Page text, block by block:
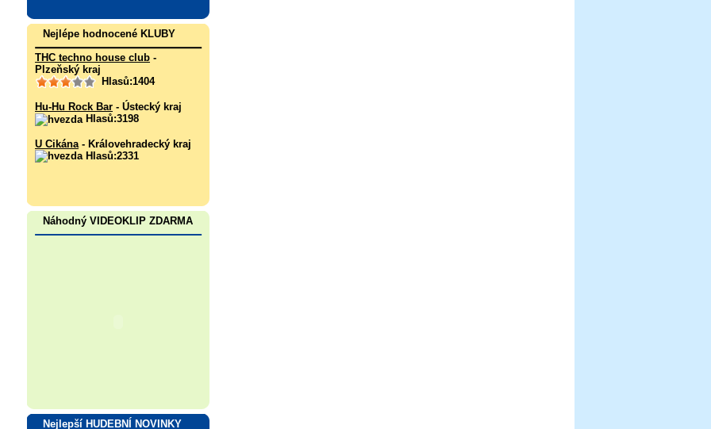
Nejlépe hodnocené KLUBY
THC techno house club -
Plzeňský kraj
Hlasů:1404
Hu-Hu Rock Bar - Ústecký kraj
Hlasů:3198
U Cikána - Královehradecký kraj
Hlasů:2331
Náhodný VIDEOKLIP ZDARMA
Nejlepší HUDEBNÍ NOVINKY